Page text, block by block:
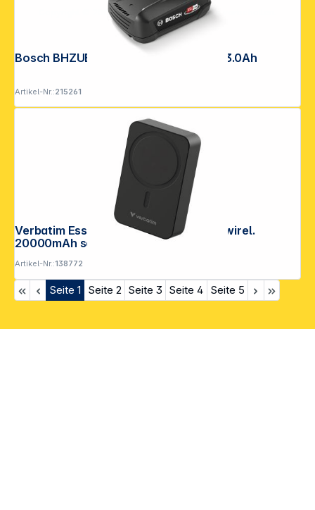
Bosch BHZUB1830 Wechselakku 18V, 3.0Ah
Artikel-Nr.:215261
Verbatim Essential Power Bank magn.wirel.
20000mAh schw. 32223
Artikel-Nr.:138772
Seite 1 Seite 2 Seite 3 Seite 4 Seite 5
Copyright © 2001 - 2026 DGH - Alle Rechte vorbehalten.